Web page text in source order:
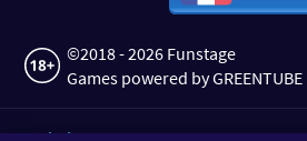
©2018 - 2026 Funstage
Games powered by GREENTUBE